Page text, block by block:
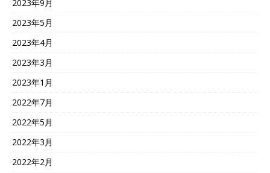
2023年9月
2023年5月
2023年4月
2023年3月
2023年1月
2022年7月
2022年5月
2022年3月
2022年2月